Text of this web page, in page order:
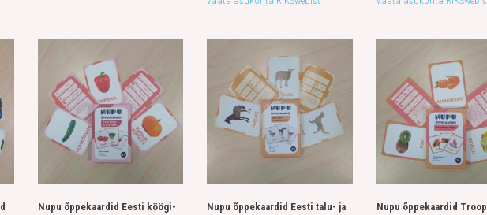
Nupu õppekaardid Eesti köögi-
Nupu õppekaardid Eesti talu- ja
Nupu õppekaardid